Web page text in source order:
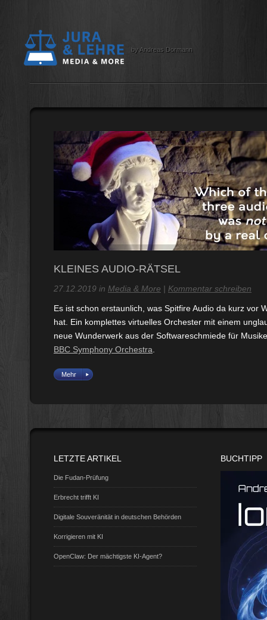
by Andreas Dormann
KLEINES AUDIO-RÄTSEL
27.12.2019 in Media & More | Kommentar schreiben
Es ist schon erstaunlich, was Spitfire Audio da kurz vor
hat. Ein komplettes virtuelles Orchester mit einem
neue Wunderwerk aus der Softwareschmiede für
BBC Symphony Orchestra
Mehr
LETZTE ARTIKEL
Die Fudan-Prüfung
Erbrecht trifft KI
Digitale Souveränität in deutschen Behörden
Korrigieren mit KI
OpenClaw: Der mächtigste KI-Agent?
BUCHTIPP